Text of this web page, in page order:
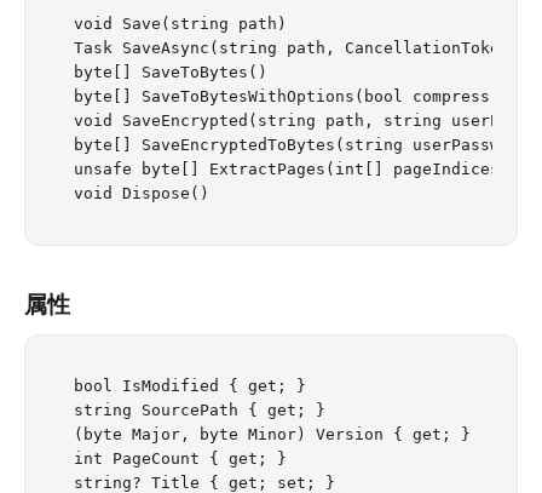
void Save(string path)
Task SaveAsync(string path, CancellationToken
byte[] SaveToBytes()
byte[] SaveToBytesWithOptions(bool compress,
void SaveEncrypted(string path, string
byte[] SaveEncryptedToBytes(string
unsafe byte[] ExtractPages(int[] pageIndices)
属性
bool IsModified { get; }
string SourcePath { get; }
(byte Major, byte Minor) Version { get; }
int PageCount { get; }
string? Title { get; set; }